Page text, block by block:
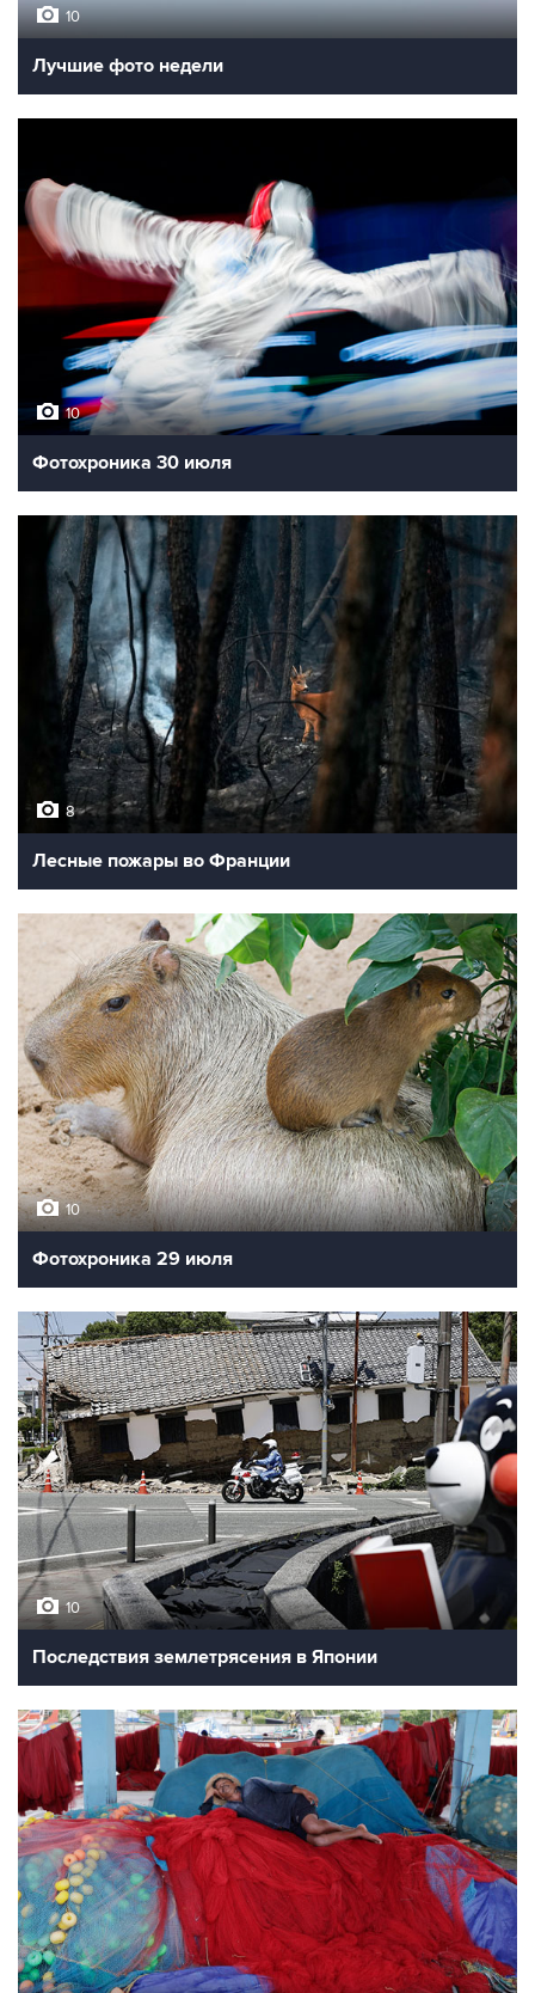
10
Лучшие фото недели
10
Фотохроника 30 июля
8
Лесные пожары во Франции
10
Фотохроника 29 июля
10
Последствия землетрясения в Японии